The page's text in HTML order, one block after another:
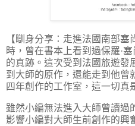
【瞓身分享：走進法國南部
時，曾在書本上看到過保羅·
的真跡。這次受到法國旅遊發
到大師的原作，還能走到他曾
四年創作的工作室，這一切真
雖然小編無法進入大師曾讀過
影響小編對大師生前創作的興